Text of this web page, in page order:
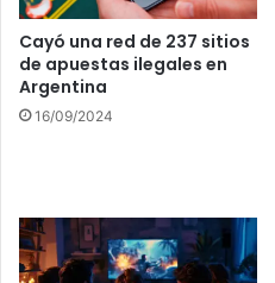
Cayó una red de 237 sitios
de apuestas ilegales en
Argentina
16/09/2024